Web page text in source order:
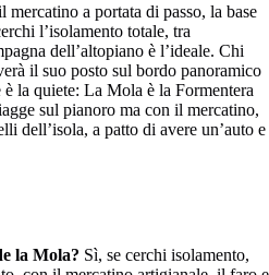
mercatino a portata di passo, la base
l’isolamento totale, tra
dell’altopiano è l’ideale. Chi
il suo posto sul bordo panoramico
la quiete: La Mola è la Formentera
sul pianoro ma con il mercatino,
dell’isola, a patto di avere un’auto e
la Mola? Sì, se cerchi isolamento,